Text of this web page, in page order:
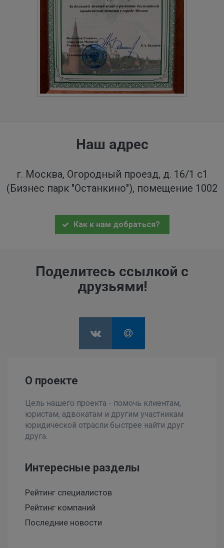
Наш адрес
г. Москва, Огородный проезд, д. 16/1 с1
(Бизнес парк "Останкино"), помещение 1002
Как к нам добраться?
Поделитесь ссылкой с
друзьями!
О проекте
Цель нашего проекта - помочь клиентам,
юристам, адвокатам и другим участникам
юридической отрасли быстрее найти друг
друга.
Интересные разделы
Рейтинг специалистов
Рейтинг компаний
Последние новости